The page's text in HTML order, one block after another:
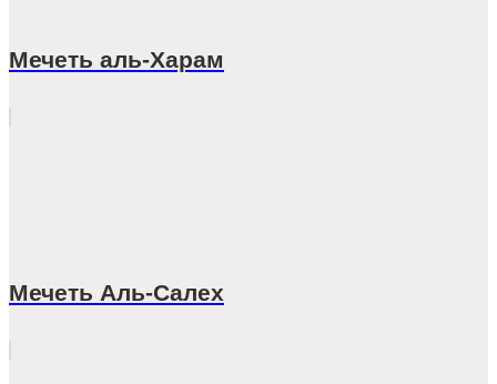
Мечеть аль-Харам
Мечеть Аль-Салех